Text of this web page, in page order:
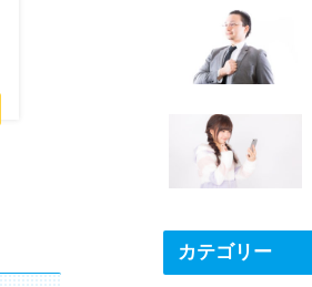
カテゴリー